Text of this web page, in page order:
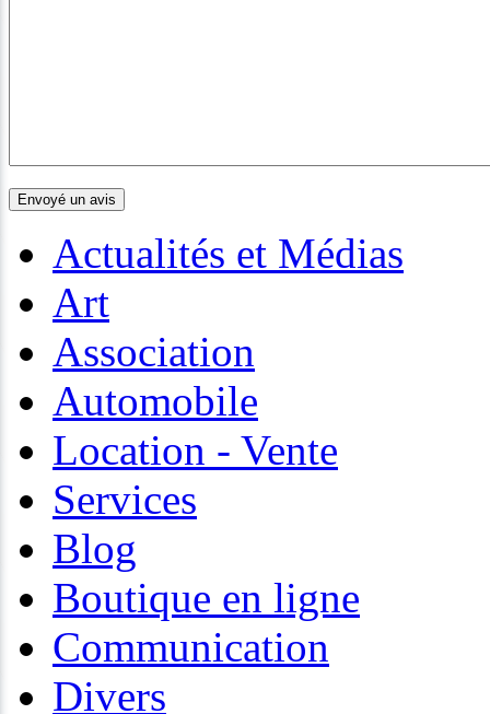
Actualités et Médias
Art
Association
Automobile
Location - Vente
Services
Blog
Boutique en ligne
Communication
Divers